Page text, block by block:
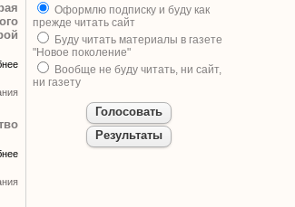
Оформлю подписку и буду как
прежде читать сайт
Буду читать материалы в газете
"Новое поколение"
Вообще не буду читать, ни сайт,
ни газету